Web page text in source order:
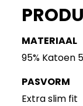
MATERIAAL
95% Katoen
PASVORM
Extra slim fit